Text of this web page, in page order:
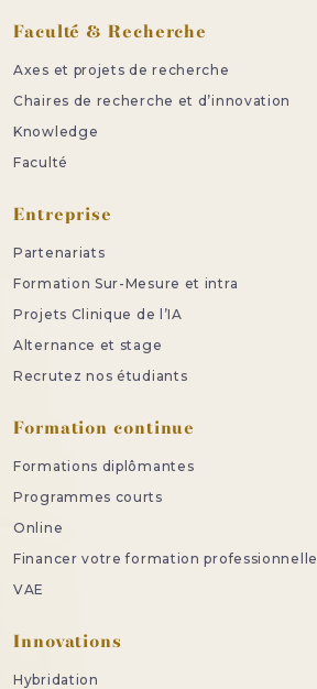
Faculté & Recherche
Axes et projets de recherche
Chaires de recherche et d’innovation
Knowledge
Faculté
Entreprise
Partenariats
Formation Sur-Mesure et intra
Projets Clinique de l’IA
Alternance et stage
Recrutez nos étudiants
Formation continue
Formations diplômantes
Programmes courts
Online
Financer votre formation professionnelle
VAE
Innovations
Hybridation